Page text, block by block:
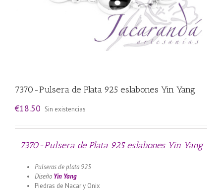
7370-Pulsera de Plata 925 eslabones Yin Yang
€18.50 Sin existencias
7370-Pulsera de Plata 925 eslabones Yin Yang
Pulseras de plata 925
Diseño Yin Yang
Piedras de Nacar y Onix